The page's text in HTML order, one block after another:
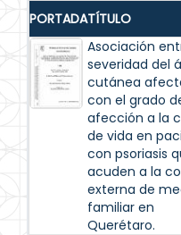
PORTADATÍTULO
Asociación
severidad del
cutánea
con el grado
afección a la
de vida en
con psoriasis
acuden a la
externa de
familiar en
Querétaro.